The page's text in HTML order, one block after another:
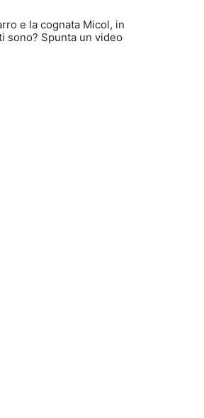
e la cognata Micol, in
sono? Spunta un video